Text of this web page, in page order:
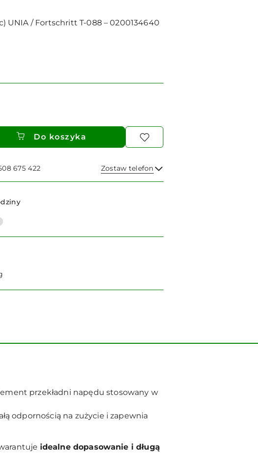
UNIA / Fortschritt T-088 – 0200134640
Do koszyka
675 422 Zostaw telefon
Wyślij
przekładni napędu stosowany w
odpornością na zużycie i zapewnia
idealne dopasowanie i długą